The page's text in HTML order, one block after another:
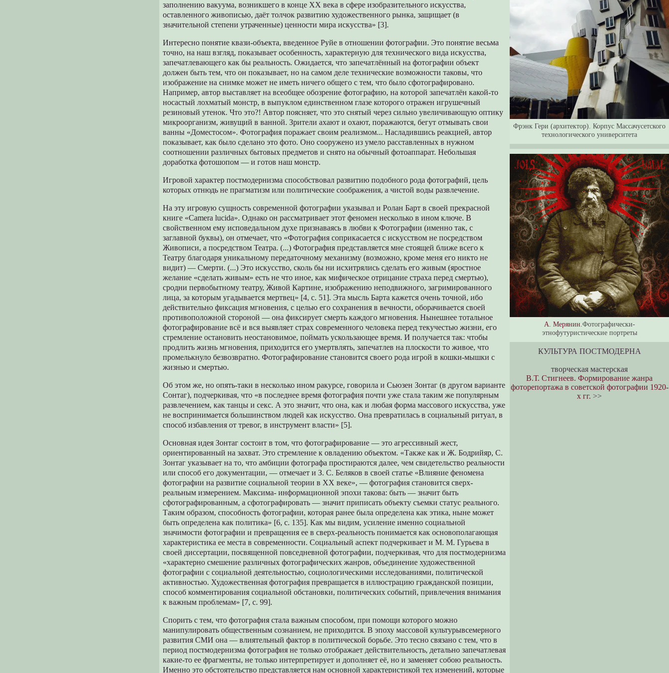
заполнению вакуума, возникшего в конце XX века в сфере изобразительного искусства,
оставленного живописью, даёт толчок развитию художественного рынка, защищает (в
значительной степени утраченные) ценности мира искусства» [3].
Интересно понятие квази-объекта, введенное Руйе в отношении фотографии. Это понятие весьма
точно, на наш взгляд, показывает особенность, характерную для технического вида искусства,
запечатлевающего как бы реальность. Ожидается, что запечатлённый на фотографии объект
должен быть тем, что он показывает, но на самом деле технические возможности таковы, что
изображение на снимке может не иметь ничего общего с тем, что было сфотографировано.
Например, автор выставляет на всеобщее обозрение фотографию, на которой запечатлён какой-то
носастый лохматый монстр, в выпуклом единственном глазе которого отражен игрушечный
резиновый утенок. Что это?! Автор поясняет, что это снятый через сильно увеличивающую оптику
микроорганизм, живущий в ванной. Зрители ахают и охают, поражаются, бегут отмывать свои
ванны «Доместосом». Фотография поражает своим реализмом... Насладившись реакцией, автор
показывает, как было сделано это фото. Оно сооружено из умело расставленных в нужном
соотношении различных бытовых предметов и снято на обычный фотоаппарат. Небольшая
доработка фотошопом — и готов наш монстр.
Игровой характер постмодернизма способствовал развитию подобного рода фотографий, цель
которых отнюдь не прагматизм или политические соображения, а чистой воды развлечение.
На эту игровую сущность современной фотографии указывал и Ролан Барт в своей прекрасной
книге «Camera lucida». Однако он рассматривает этот феномен несколько в ином ключе. В
свойственном ему исповедальном духе признаваясь в любви к Фотографии (именно так, с
заглавной буквы), он отмечает, что «Фотография соприкасается с искусством не посредством
Живописи, а посредством Театра. (...) Фотография представляется мне стоящей ближе всего к
Театру благодаря уникальному передаточному механизму (возможно, кроме меня его никто не
видит) — Смерти. (...) Это искусство, сколь бы ни исхитрялись сделать его живым (яростное
желание «сделать живым» есть не что иное, как мифическое отрицание страха перед смертью),
сродни первобытному театру, Живой Картине, изображению неподвижного, загримированного
лица, за которым угадывается мертвец» [4, с. 51]. Эта мысль Барта кажется очень точной, ибо
действительно фиксация мгновения, с целью его сохранения в вечности, оборачивается своей
противоположной стороной — она фиксирует смерть каждого мгновения. Нынешнее тотальное
фотографирование всё и вся выявляет страх современного человека перед текучестью жизни, его
стремление остановить неостановимое, поймать ускользающее время. И получается так: чтобы
продлить жизнь мгновения, приходится его умертвлять, запечатлев на плоскости то живое, что
промелькнуло безвозвратно. Фотографирование становится своего рода игрой в кошки-мышки с
жизнью и смертью.
Об этом же, но опять-таки в несколько ином ракурсе, говорила и Сьюзен Зонтаг (в другом варианте
Сонтаг), подчеркивая, что «в последнее время фотография почти уже стала таким же популярным
развлечением, как танцы и секс. А это значит, что она, как и любая форма массового искусства, уже
не воспринимается большинством людей как искусство. Она превратилась в социальный ритуал, в
способ избавления от тревог, в инструмент власти» [5].
Основная идея Зонтаг состоит в том, что фотографирование — это агрессивный жест,
ориентированный на захват. Это стремление к овладению объектом. «Также как и Ж. Бодрийяр, С.
Зонтаг указывает на то, что амбиции фотографа простираются далее, чем свидетельство реальности
или способ его документации, — отмечает и З. С. Беляков в своей статье «Влияние феномена
фотографии на развитие социальной теории в XX веке», — фотография становится сверх-
реальным измерением. Максима- информационной эпохи такова: быть — значит быть
сфотографированным, а сфотографировать — значит приписать объекту съемки статус реального.
Таким образом, способность фотографии, которая ранее была определена как этика, ныне может
быть определена как политика» [6, с. 135]. Как мы видим, усиление именно социальной
значимости фотографии и превращения ее в сверх-реальность понимается как основополагающая
характеристика ее места в современности. Социальный аспект подчеркивает и М. М. Гурьева в
своей диссертации, посвященной повседневной фотографии, подчеркивая, что для постмодернизма
«характерно смешение различных фотографических жанров, объединение художественной
фотографии с социальной деятельностью, социологическими исследованиями, политической
активностью. Художественная фотография превращается в иллюстрацию гражданской позиции,
способ комментирования социальной обстановки, политических событий, привлечения внимания
к важным проблемам» [7, с. 99].
Спорить с тем, что фотография стала важным способом, при помощи которого можно
манипулировать общественным сознанием, не приходится. В эпоху массовой культурывсемерного
развития СМИ она — влиятельный фактор в политической борьбе. Это тесно связано с тем, что в
период постмодернизма фотография не только отображает действительность, детально запечатлевая
какие-то ее фрагменты, не только интерпретирует и дополняет её, но и заменяет собою реальность.
Именно это обстоятельство представляется нам основной характеристикой тех изменений, которые
Фрэнк Гери (архитектор). Корпус Массачусетского
технологического университета
А. Мерянин. Фотографически-
этнофутуристические портреты
КУЛЬТУРА ПОСТМОДЕРНА
творческая мастерская
В.Т. Стигнеев. Формирование жанра
фоторепортажа в советской фотографии 1920-
х гг. >>